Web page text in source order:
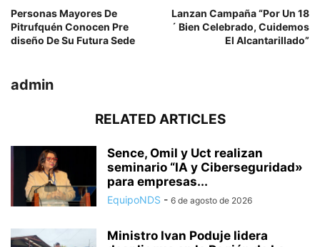
Personas Mayores De
Pitrufquén Conocen Pre
diseño De Su Futura Sede
Lanzan Campaña “Por Un 18
´ Bien Celebrado, Cuidemos
El Alcantarillado”
admin
RELATED ARTICLES
Sence, Omil y Uct realizan
seminario “IA y Ciberseguridad»
para empresas...
EquipoNDS - 6 de agosto de 2026
Ministro Ivan Poduje lidera